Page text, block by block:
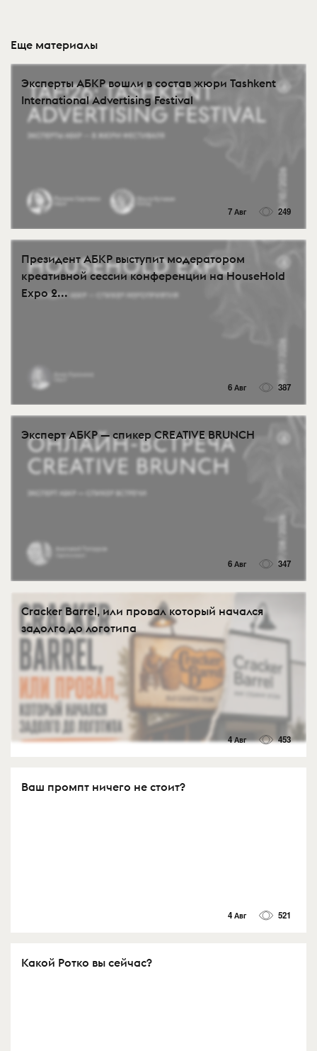
Еще материалы
Эксперты АБКР вошли в состав жюри Tashkent
International Advertising Festival
7 Авг 249
Президент АБКР выступит модератором
креативной сессии конференции на HouseHold
Expo 2...
6 Авг 387
Эксперт АБКР — спикер CREATIVE BRUNCH
6 Авг 347
Cracker Barrel, или провал который начался
задолго до логотипа
4 Авг 453
Ваш промпт ничего не стоит?
4 Авг 521
Какой Ротко вы сейчас?